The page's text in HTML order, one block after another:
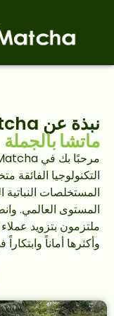
نبذة عن CHTMatcha: موثوق بك
ماتشا بالجملة
التكنولوجيا
المستخلصات
المستوى العالمي.
وأكثرها أماناً